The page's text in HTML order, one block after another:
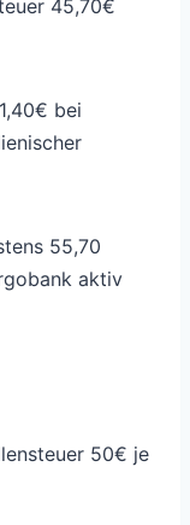
45,70€
bei
55,70
aktiv
50€ je